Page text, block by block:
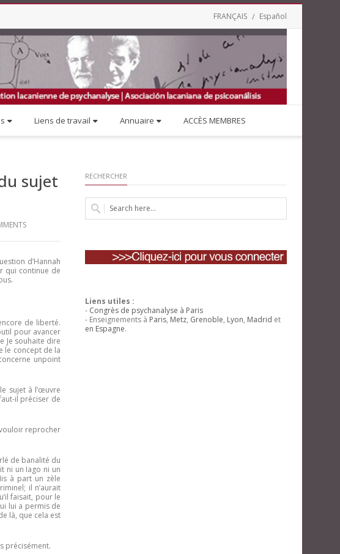
FRANÇAIS Español
Liens de travail Annuaire ACCÈS MEMBRES
sujet
d’Hannah
qui continue de
de liberté.
pour avancer
Je souhaite dire
le concept de la
unpoint
sujet à l’œuvre
il préciser de
reprocher
de banalité du
ni un Iago ni un
à part un zèle
il n’aurait
faisait, pour le
lui a permis de
là, que cela est
précisément.
RECHERCHER
Liens utiles :
- Congrès de psychanalyse à Paris
- Enseignements à Paris, Metz, Grenoble, Lyon, Madrid et
en Espagne.